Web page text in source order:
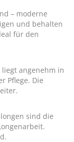
– moderne
und behalten
für den
angenehm in
Pflege. Die
sind die